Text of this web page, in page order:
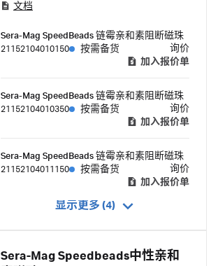
极低的非特异性结合。
文档
Sera-Mag SpeedBeads 链霉亲和素阻断磁珠
21152104010150
按需备货
询价
加入报价单
Sera-Mag SpeedBeads 链霉亲和素阻断磁珠
21152104010350
按需备货
询价
加入报价单
Sera-Mag SpeedBeads 链霉亲和素阻断磁珠
21152104011150
按需备货
询价
加入报价单
显示更多 (4)
Sera-Mag Speedbeads中性亲和